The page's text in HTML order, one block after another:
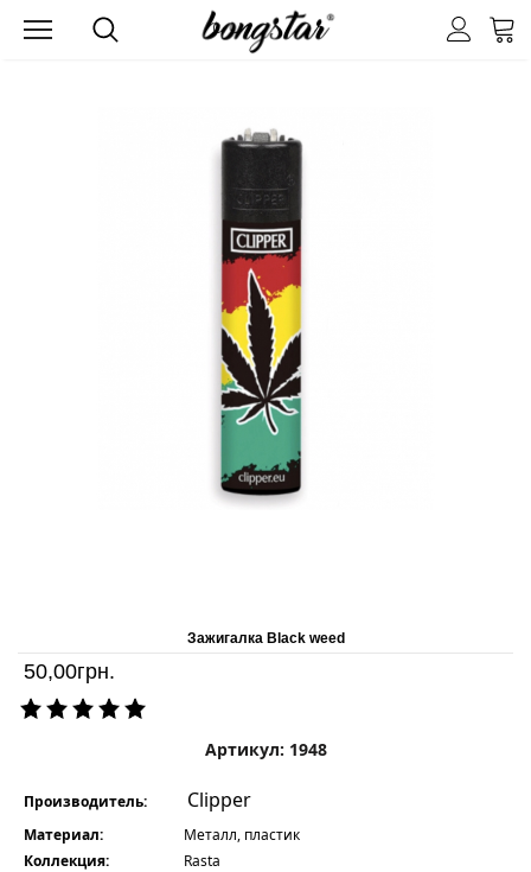
Зажигалка Black weed
50,00грн.
Артикул: 1948
Производитель: Clipper
Материал:
Металл, пластик
Коллекция:
Rasta